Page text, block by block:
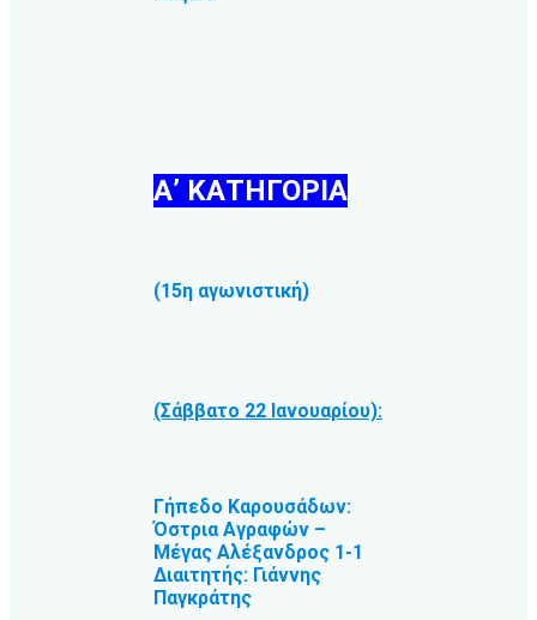
Α’ ΚΑΤΗΓΟΡΙΑ
(15η αγωνιστική)
(Σάββατο 22 Ιανουαρίου):
Γήπεδο Καρουσάδων:
Όστρια Αγραφών –
Μέγας Αλέξανδρος 1-1
Διαιτητής: Γιάννης
Παγκράτης